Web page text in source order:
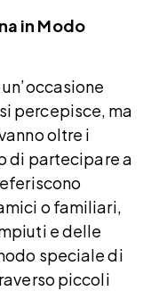
in Modo
percepisce, ma
oltre i
di partecipare a
o familiari,
e delle
speciale di
piccoli